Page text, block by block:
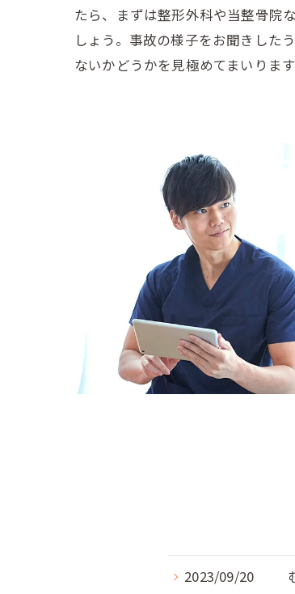
たら、まずは整形外科や当整骨院
しょう。事故の様子をお聞きした
ないかどうかを見極めてまいります
2023/09/20